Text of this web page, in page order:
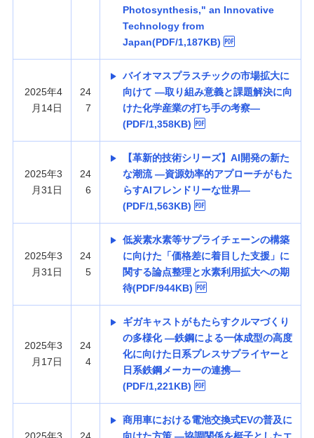
Photosynthesis," an Innovative
Technology from
Japan(PDF/1,187KB)
2025年4
月14日
24
7
バイオマスプラスチックの市場拡大に
向けて —取り組み意義と課題解決に向
けた化学産業の打ち手の考察—
(PDF/1,358KB)
2025年3
月31日
24
6
【革新的技術シリーズ】AI開発の新た
な潮流 —資源効率的アプローチがもた
らすAIフレンドリーな世界—
(PDF/1,563KB)
2025年3
月31日
24
5
低炭素水素等サプライチェーンの構築
に向けた「価格差に着目した支援」に
関する論点整理と水素利用拡大への期
待(PDF/944KB)
2025年3
月17日
24
4
ギガキャストがもたらすクルマづくり
の多様化 —鉄鋼による一体成型の高度
化に向けた日系プレスサプライヤーと
日系鉄鋼メーカーの連携—
(PDF/1,221KB)
商用車における電池交換式EVの普及に